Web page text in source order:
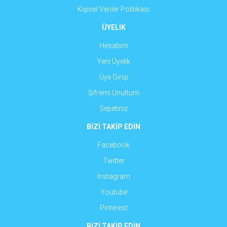
Kişisel Veriler Politikası
ÜYELİK
Hesabım
Yeni Üyelik
Üye Girişi
Şifremi Unuttum
Sepetiniz
BİZİ TAKİP EDİN
Facebook
Twitter
Instagram
Youtube
Pinterest